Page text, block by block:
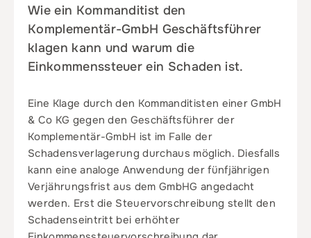
Wie ein Kommanditist den
Komplementär-GmbH Geschäftsführer
klagen kann und warum die
Einkommenssteuer ein Schaden ist.
Eine Klage durch den Kommanditisten einer GmbH
& Co KG gegen den Geschäftsführer der
Komplementär-GmbH ist im Falle der
Schadensverlagerung durchaus möglich. Diesfalls
kann eine analoge Anwendung der fünfjährigen
Verjährungsfrist aus dem GmbHG angedacht
werden. Erst die Steuervorschreibung stellt den
Schadenseintritt bei erhöhter